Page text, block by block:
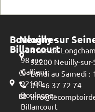
Boulogne-
Billancourt
98 rue
Gallieni
92100
Boulogne-
Billancourt
Neuilly sur
4 rue de
92200 Neuilly-sur-
Lundi au Samedi :
01 46 37 72 74